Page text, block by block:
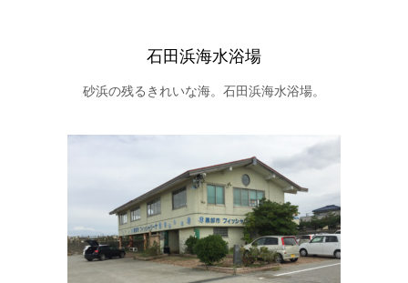
石田浜海水浴場
砂浜の残るきれいな海。石田浜海水浴場。